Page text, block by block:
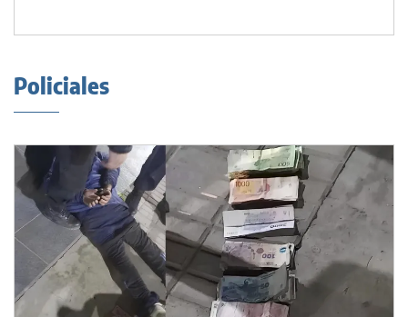
Policiales